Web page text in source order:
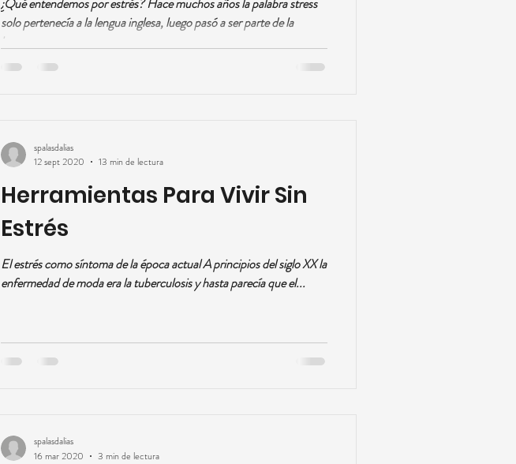
solo pertenecía a la lengua inglesa, luego pasó a ser parte de la
lengua...
Herramientas Para Vivir Sin
Estrés
El estrés como síntoma de la época actual A principios del siglo XX la
enfermedad de moda era la tuberculosis y hasta parecía que el...
spalasdalias
12 sept 2020
13 min de lectura
spalasdalias
16 mar 2020
3 min de lectura